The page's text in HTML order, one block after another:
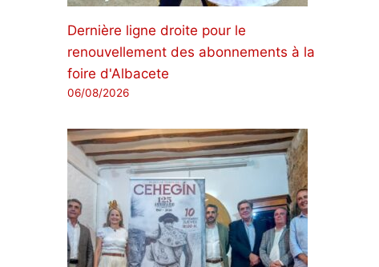
Dernière ligne droite pour le
renouvellement des abonnements à la
foire d'Albacete
06/08/2026